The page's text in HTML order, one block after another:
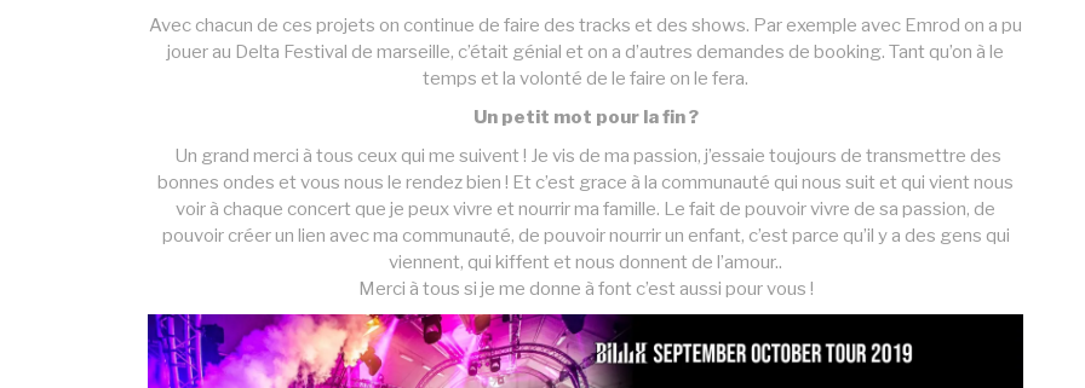
Avec chacun de ces projets on continue de faire des tracks et des shows. Par exemple avec Emrod on a pu
jouer au Delta Festival de marseille, c’était génial et on a d’autres demandes de booking. Tant qu’on à le
temps et la volonté de le faire on le fera.
Un petit mot pour la fin ?
Un grand merci à tous ceux qui me suivent ! Je vis de ma passion, j’essaie toujours de transmettre des
bonnes ondes et vous nous le rendez bien ! Et c’est grace à la communauté qui nous suit et qui vient nous
voir à chaque concert que je peux vivre et nourrir ma famille. Le fait de pouvoir vivre de sa passion, de
pouvoir créer un lien avec ma communauté, de pouvoir nourrir un enfant, c’est parce qu’il y a des gens qui
viennent, qui kiffent et nous donnent de l’amour..
Merci à tous si je me donne à font c’est aussi pour vous !